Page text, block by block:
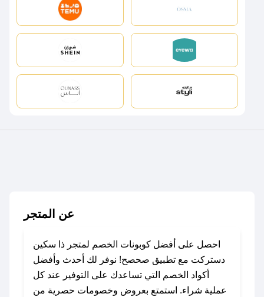
عن المتجر
احصل على أفضل كوبونات الخصم لمتجر ذا سكين
دستركت مع تطبيق صحصح! نوفر لك أحدث وأفضل
أكواد الخصم التي تساعدك على التوفير عند كل
عملية شراء. استمتع بعروض وخصومات حصرية من